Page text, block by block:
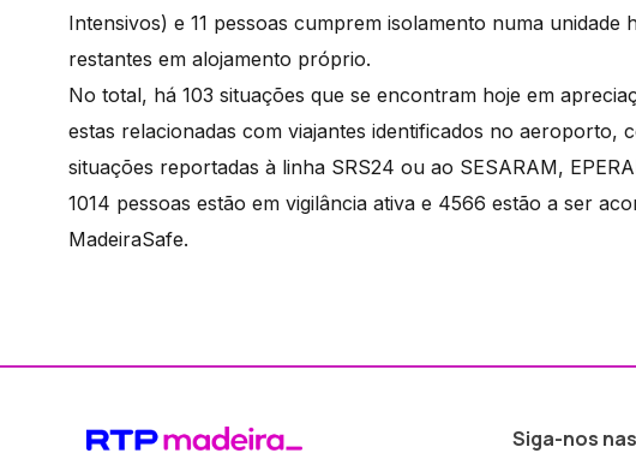
Intensivos) e 11 pessoas cumprem isolamento numa unidade
restantes em alojamento próprio.
No total, há 103 situações que se encontram hoje em
estas relacionadas com viajantes identificados no aeroporto,
situações reportadas à linha SRS24 ou ao SESARAM,
1014 pessoas estão em vigilância ativa e 4566 estão a ser
MadeiraSafe.
Siga-nos